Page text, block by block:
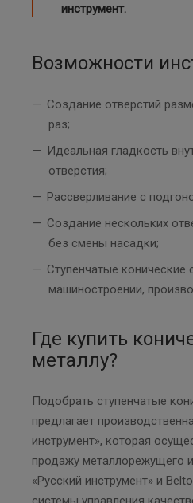
инструмент.
Возможности
Создание отверстий
раз;
Идеальная гладкость
отверстия;
Рассверливание с
Создание нескольких
без смены насадки;
Ступенчатые конические
машиностроении,
Где купить
металлу?
Подобрать ступенчатые
предлагает
инструмент», которая
продажу металлорежущего
«Русский инструмент» и